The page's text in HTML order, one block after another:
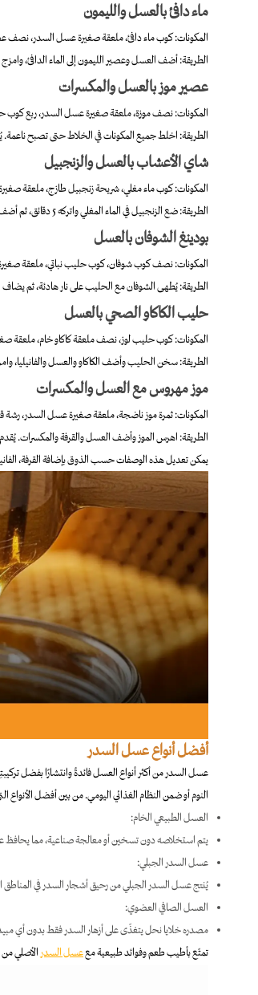
ماء دافئ بالعسل والليمون
المكونات: كوب ماء دافئ، ملعقة صغيرة عسل السدر، نصف
الطريقة: أضف العسل وعصير الليمون إلى الماء الدافئ،
عصير موز بالعسل والمكسرات
المكونات: نصف موزة، ملعقة صغيرة عسل السدر، ربع كوب
الطريقة: اخلط جميع المكونات في الخلاط حتى تصبح
شاي الأعشاب بالعسل والزنجبيل
المكونات: كوب ماء مغلي، شريحة زنجبيل طازج، ملعقة
الطريقة: ضع الزنجبيل في الماء المغلي واتركه 5 دقائق، ثم أضف العسل والقرفة بعد أن يبرد قليلًا. يُشرب قبل النوم لتهدئة الجسم وتحسين الهضم.
بودينغ الشوفان بالعسل
المكونات: نصف كوب شوفان، كوب حليب نباتي، ملعقة
الطريقة: يُطهى الشوفان مع الحليب على نار هادئة، ثم يضاف
حليب الكاكاو الصحي بالعسل
المكونات: كوب حليب لوز، نصف ملعقة كاكاو خام، ملعقة
الطريقة: سخن الحليب وأضف الكاكاو والعسل والفانيليا،
موز مهروس مع العسل والمكسرات
المكونات: ثمرة موز ناضجة، ملعقة صغيرة عسل السدر، رشة
الطريقة: اهرس الموز وأضف العسل والقرفة والمكسرات.
يمكن تعديل هذه الوصفات حسب الذوق بإضافة القرفة،
أفضل أنواع عسل السدر
عسل السدر من أكثر أنواع العسل فائدةً وانتشارًا بفضل تركيبتِه
النوم أو ضمن النظام الغذائي اليومي. من بين أفضل الأنواع
العسل الطبيعي الخام:
يتم استخلاصه دون تسخين أو معالجة صناعية، مما يحافظ
عسل السدر الجبلي:
يُنتج عسل السدر الجبلي من رحيق أشجار السدر في المناطق
العسل الصافي العضوي:
مصدره خلايا نحل يتغذّى على أزهار السدر فقط بدون أي
تمتّع بأطيب طعم وفوائد طبيعية مععسل السدر الأصلي